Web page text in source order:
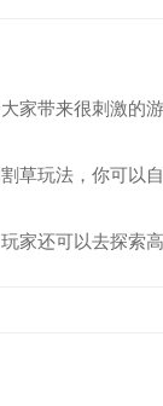
家带来很刺激的游
草玩法，你可以
家还可以去探索高